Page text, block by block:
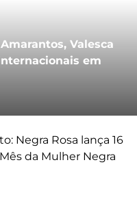
Valesca
em